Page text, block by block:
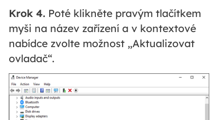
Krok 4.Poté klikněte pravým tlačítkem
myši na název zařízení a v kontextové
nabídce zvolte možnost „Aktualizovat
ovladač“.